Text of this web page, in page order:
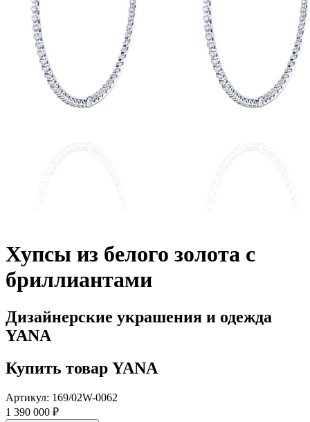
Хупсы из белого золота с
бриллиантами
Дизайнерские украшения и одежда
YANA
Купить товар YANA
Артикул: 169/02W-0062
1 390 000 ₽